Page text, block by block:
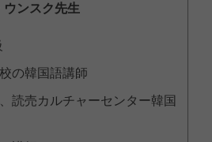
ウンスク先生
の韓国語講師
読売カルチャーセンター韓国